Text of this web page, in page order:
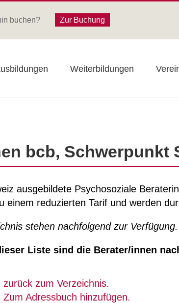
buchen? Zur Buchung
Weiterbildungen
bcb, Schwerpunkt
ausgebildete Psychosoziale
einem reduzierten Tarif und werden
stehen nachfolgend zur Verfügung.
Liste sind die Berater/innen
zurück zum Verzeichnis.
Zum Adressbuch hinzufügen.